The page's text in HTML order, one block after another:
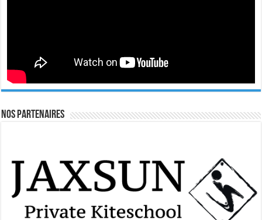
Nos Partenaires